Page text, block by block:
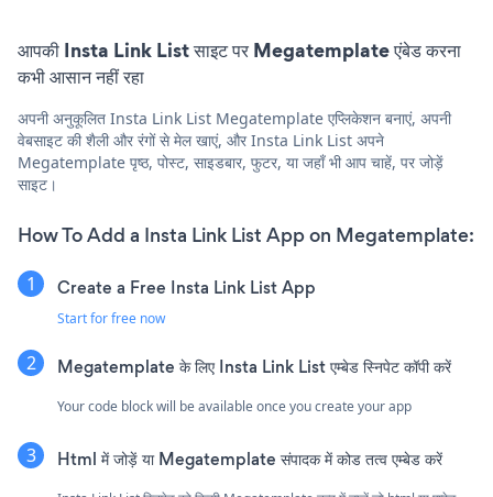
आपकी Insta Link List साइट पर Megatemplate एंबेड करना
कभी आसान नहीं रहा
अपनी अनुकूलित Insta Link List Megatemplate एप्लिकेशन बनाएं, अपनी
वेबसाइट की शैली और रंगों से मेल खाएं, और Insta Link List अपने
Megatemplate पृष्ठ, पोस्ट, साइडबार, फुटर, या जहाँ भी आप चाहें, पर जोड़ें
साइट।
How To Add a Insta Link List App on Megatemplate:
Create a Free Insta Link List App
Start for free now
Megatemplate के लिए Insta Link List एम्बेड स्निपेट कॉपी करें
Your code block will be available once you create your app
Html में जोड़ें या Megatemplate संपादक में कोड तत्व एम्बेड करें